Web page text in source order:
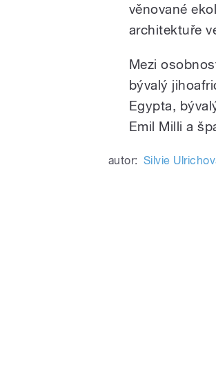
věnované
architektuře
Mezi
bývalý
Egypta,
Emil Milli a
autor: Silvie